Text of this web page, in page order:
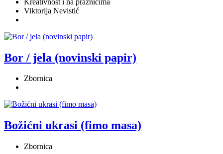
Viktorija Nevistić
Bor / jela (novinski papir)
Zbornica
Božićni ukrasi (fimo masa)
Zbornica